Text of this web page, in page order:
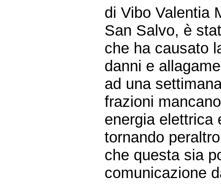
di Vibo Valentia
San Salvo, è
che ha causato
danni e
ad una
frazioni
energia elettrica
tornando
che questa sia
comunicazione